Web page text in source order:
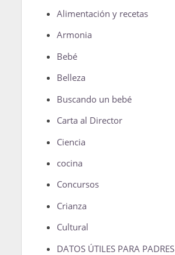
Alimentación y recetas
Armonia
Bebé
Belleza
Buscando un bebé
Carta al Director
Ciencia
cocina
Concursos
Crianza
Cultural
DATOS ÚTILES PARA PADRES